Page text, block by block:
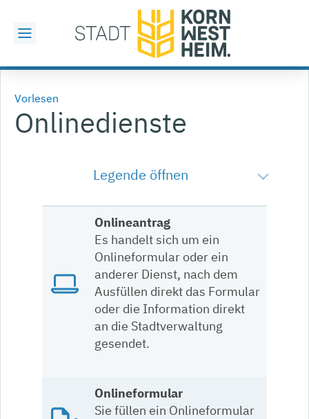
Vorlesen
Onlinedienste
Legende öffnen
Onlineantrag
Es handelt sich um ein
Onlineformular oder ein
anderer Dienst, nach dem
Ausfüllen direkt das Formular
oder die Information direkt
an die Stadtverwaltung
gesendet.
Onlineformular
Sie füllen ein Onlineformular